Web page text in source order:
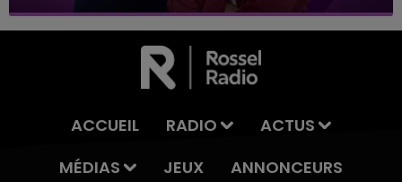
ACCUEIL RADIO
ACTUS
MÉDIAS
JEUX ANNONCEURS